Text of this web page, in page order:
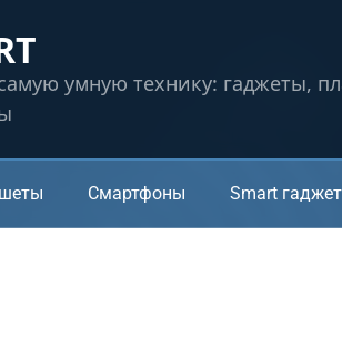
умную технику: гаджеты,
Смартфоны Smart